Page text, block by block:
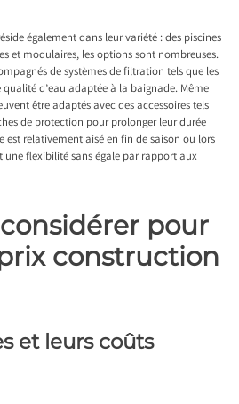
également dans leur variété : des piscines
et modulaires, les options sont nombreuses.
de systèmes de filtration tels que les
d’eau adaptée à la baignade. Même
être adaptés avec des accessoires tels
de protection pour prolonger leur durée
est relativement aisé en fin de saison ou lors
une flexibilité sans égale par rapport aux
pour
construction
et leurs coûts